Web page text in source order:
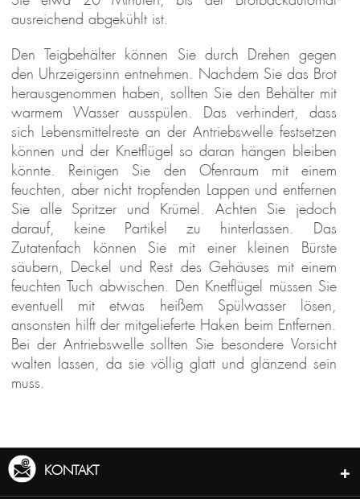
ausreichend abgekühlt ist.
Den Teigbehälter können Sie durch Drehen gegen
den Uhrzeigersinn entnehmen. Nachdem Sie das Brot
herausgenommen haben, sollten Sie den Behälter mit
warmem Wasser ausspülen. Das verhindert, dass
sich Lebensmittelreste an der Antriebswelle festsetzen
können und der Knetflügel so daran hängen bleiben
könnte. Reinigen Sie den Ofenraum mit einem
feuchten, aber nicht tropfenden Lappen und entfernen
Sie alle Spritzer und Krümel. Achten Sie jedoch
darauf, keine Partikel zu hinterlassen. Das
Zutatenfach können Sie mit einer kleinen Bürste
säubern, Deckel und Rest des Gehäuses mit einem
feuchten Tuch abwischen. Den Knetflügel müssen Sie
eventuell mit etwas heißem Spülwasser lösen,
ansonsten hilft der mitgelieferte Haken beim Entfernen.
Bei der Antriebswelle sollten Sie besondere Vorsicht
walten lassen, da sie völlig glatt und glänzend sein
muss.
KONTAKT